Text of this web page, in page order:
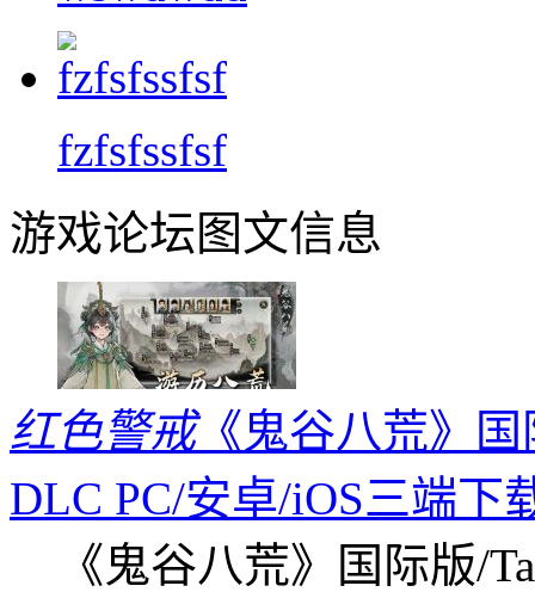
fzfsfssfsf
游戏论坛图文信息
红色警戒《鬼谷八荒》国
DLC PC/安卓/iOS三端下
《鬼谷八荒》国际版/